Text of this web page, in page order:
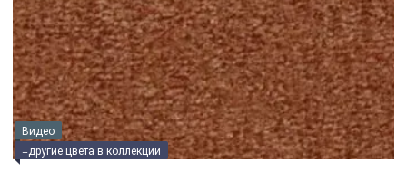
Видео
+другие цвета в коллекции